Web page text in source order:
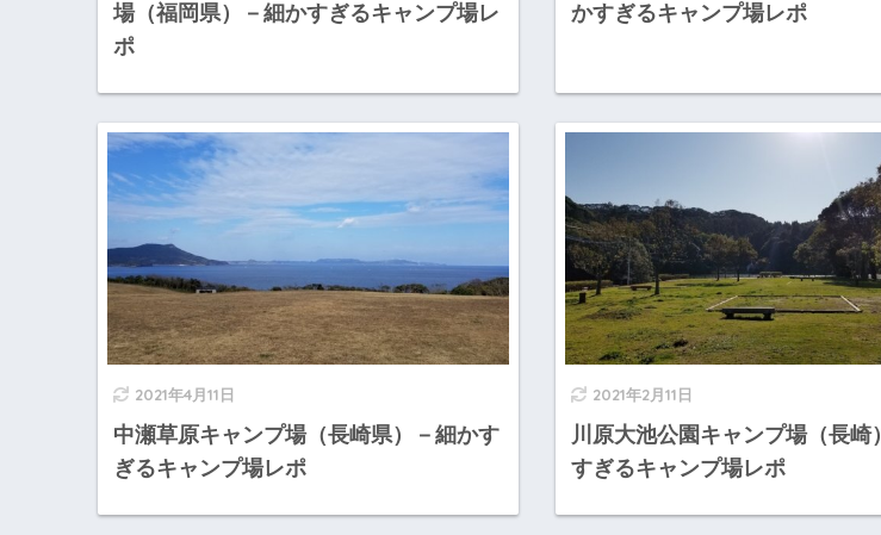
場（福岡県）－細かすぎるキャンプ場レ
ポ
かすぎるキャンプ場レポ
2021年4月11日
中瀬草原キャンプ場（長崎県）－細かす
ぎるキャンプ場レポ
2021年2月11日
川原大池公園キャンプ場（長崎
すぎるキャンプ場レポ